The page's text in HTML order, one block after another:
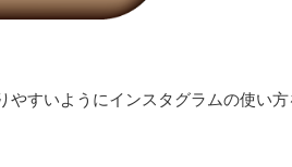
やすいようにインスタグラムの使い方